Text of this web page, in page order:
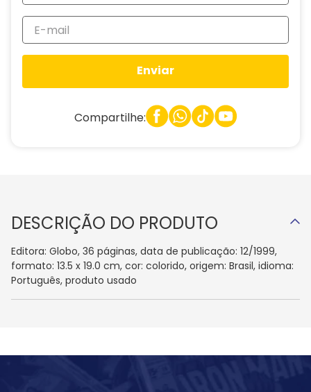
Enviar
Compartilhe:
DESCRIÇÃO DO PRODUTO
Editora: Globo, 36 páginas, data de publicação: 12/1999,
formato: 13.5 x 19.0 cm, cor: colorido, origem: Brasil, idioma:
Português, produto usado